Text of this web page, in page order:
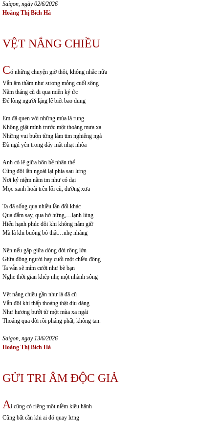
Saigon, ngày 02/6/2026
Hoàng Thị Bích Hà
VỆT NẮNG CHIỀU
Có những chuyện giờ thôi, không nhắc nữa
Vẫn âm thầm như sương mỏng cuối sông
Năm tháng cũ đi qua miền ký ức
Để lòng người lặng lẽ biết bao dung
Em đã quen với những mùa lá rụng
Không giật mình trước một thoáng mưa xa
Những vui buồn từng làm tim nghiêng ngả
Đã ngủ yên trong đáy mắt nhạt nhòa
Anh có lẽ giữa bộn bề nhân thế
Cũng đôi lần ngoái lại phía sau lưng
Nơi kỷ niệm nằm im như cỏ dại
Mọc xanh hoài trên lối cũ, đường xưa
Ta đã sống qua nhiều lần đổi khác
Qua đắm say, qua hờ hững,…lạnh lùng
Hiểu hạnh phúc đôi khi không nắm giữ
Mà là khi buông bỏ thật…nhẹ nhàng
Nên nếu gặp giữa dòng đời rộng lớn
Giữa đông người hay cuối một chiều đông
Ta vẫn sẽ mỉm cười như bè bạn
Nghe thời gian khép nhẹ một nhành sông
Vệt nắng chiều gần như là đã cũ
Vẫn đôi khi thấp thoáng thật dịu dàng
Như hương bưởi từ một mùa xa ngái
Thoảng qua đời rồi phảng phất, không tan.
Saigon, ngay 13/6/2026
Hoàng Thị Bích Hà
GỬI TRI ÂM ĐỘC GIẢ
Ai cũng có riêng một niềm kiêu hãnh
Cũng bất cần khi ai đó quay lưng